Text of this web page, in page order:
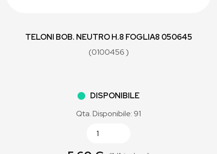
TELONI BOB. NEUTRO H.8 FOGLIA8 050645
(0100456 )
DISPONIBILE
Qta. Disponibile: 91